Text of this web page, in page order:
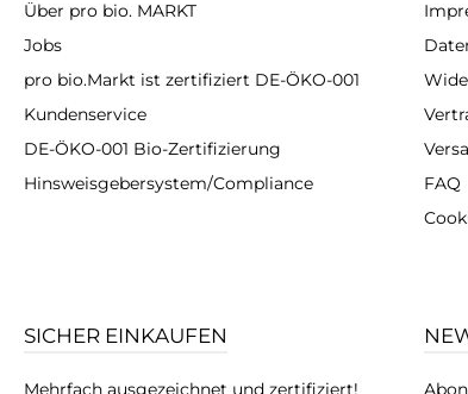
Über pro bio. MARKT
Jobs
pro bio.Markt ist zertifiziert DE-ÖKO-001
Kundenservice
DE-ÖKO-001 Bio-Zertifizierung
Hinsweisgebersystem/Compliance
FAQ
SICHER EINKAUFEN
Mehrfach ausgezeichnet und zertifiziert!